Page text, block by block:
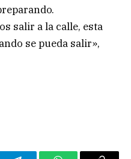
salir a la calle, esta
se pueda salir»,